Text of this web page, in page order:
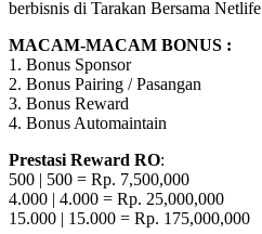
berbisnis di Tarakan Bersama Netlife
MACAM-MACAM BONUS :
1. Bonus Sponsor
2. Bonus Pairing / Pasangan
3. Bonus Reward
4. Bonus Automaintain
Prestasi Reward RO:
500 | 500 = Rp. 7,500,000
4.000 | 4.000 = Rp. 25,000,000
15.000 | 15.000 = Rp. 175,000,000